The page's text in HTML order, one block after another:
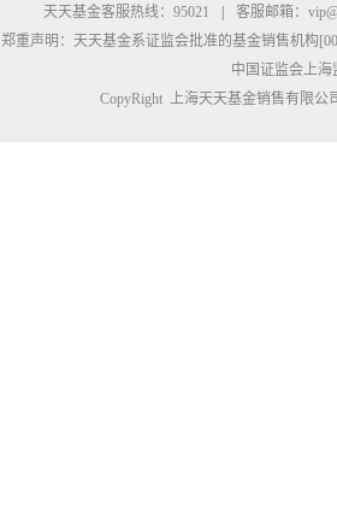
天天基金客服热线：95021
客服邮箱：
郑重声明： 天天基金系证监会批准的基金销售机构
中国证监会上
CopyRight 上海天天基金销售有限